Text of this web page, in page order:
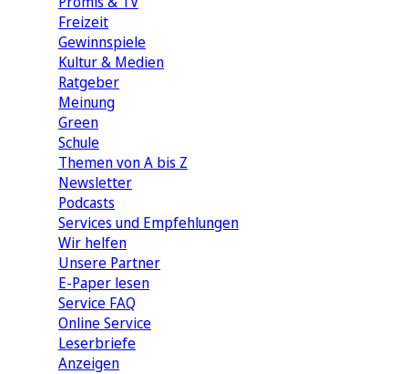
Freizeit
Gewinnspiele
Kultur & Medien
Ratgeber
Meinung
Green
Schule
Themen von A bis Z
Newsletter
Podcasts
Services und Empfehlungen
Wir helfen
Unsere Partner
E-Paper lesen
Service FAQ
Online Service
Leserbriefe
Anzeigen